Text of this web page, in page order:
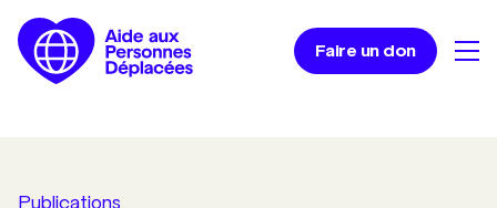
Faire un don
Publications